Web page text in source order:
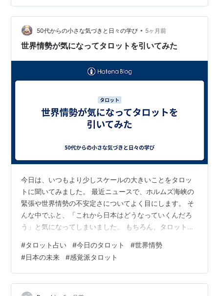
は日本人です。 もしか、その日本人が「移民政策」等で
全滅させられる事態になったら、「地球の行先は地獄」
です。 「和を以て貴しとなす」という精神を持つ民族で
ある日本人が淘汰されたら、お…
50代からの小さな気づきと日々の学び • 5ヶ月前
世界情勢が気になってタロットを引いてみた
今日は、いつもより少しスケールの大きいことをタロッ
トに聞いてみました。 最近ニュースで、ホルムズ海峡の
緊張や世界情勢の不安定さについてよく目にします。 そ
んな中でふと、「これから日本はどうなっていくんだろ
う」と気になってしまいました。 もちろん、タロットは
空気を象徴的に見せてくれることはあるので、興味本位
も含めてカードを引いてみました。 今回もカードの読み
については、AIのチャピ（ChatGPT）とも少し対話しな
がら考えてみました。 出たカードはこの2枚です。 ・大
#タロット占い #今日のタロット #世界情勢
#日本の未来 #感覚派タロット